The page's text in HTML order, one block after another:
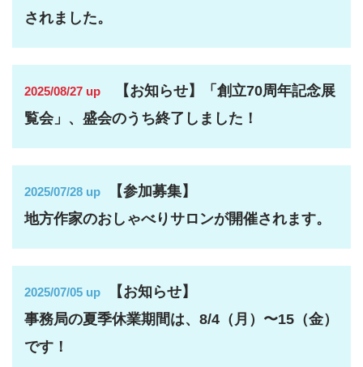
されました。
2025/08/27 up 【お知らせ】「創立70周年記念展
覧会」、盛会のうち終了しました！
2025/07/28 up
【参加募集】
地方作家のおしゃべりサロンが開催されます。
2025/07/05 up
【お知らせ】
事務局の夏季休業期間は、8/4（月）〜15（金）
です！